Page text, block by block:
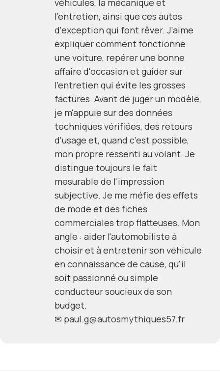
véhicules, la mécanique et
l'entretien, ainsi que ces autos
d'exception qui font rêver. J'aime
expliquer comment fonctionne
une voiture, repérer une bonne
affaire d'occasion et guider sur
l'entretien qui évite les grosses
factures. Avant de juger un modèle,
je m'appuie sur des données
techniques vérifiées, des retours
d'usage et, quand c'est possible,
mon propre ressenti au volant. Je
distingue toujours le fait
mesurable de l'impression
subjective. Je me méfie des effets
de mode et des fiches
commerciales trop flatteuses. Mon
angle : aider l'automobiliste à
choisir et à entretenir son véhicule
en connaissance de cause, qu'il
soit passionné ou simple
conducteur soucieux de son
budget.
✉ paul.g@autosmythiques57.fr